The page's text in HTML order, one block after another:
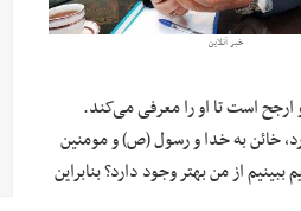
خبر آنلاین
است تا او را معرفی می‌کند.
خائن به خدا و رسول (ص) و مومنین
از من بهتر وجود دارد؟ بنابراین